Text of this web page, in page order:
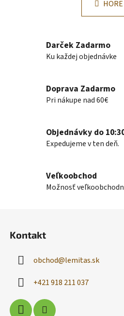
á
d
c
i
e
v
k
ý
p
k
i
e
HORE
Darček Zadarmo
Ku každej objednávke
Doprava Zadarmo
Pri nákupe nad 60€
Objednávky do
Expedujeme v ten deň.
Veľkoobchod
Možnosť
Kontakt
obchod@lemitas.sk
+421 918 211 037